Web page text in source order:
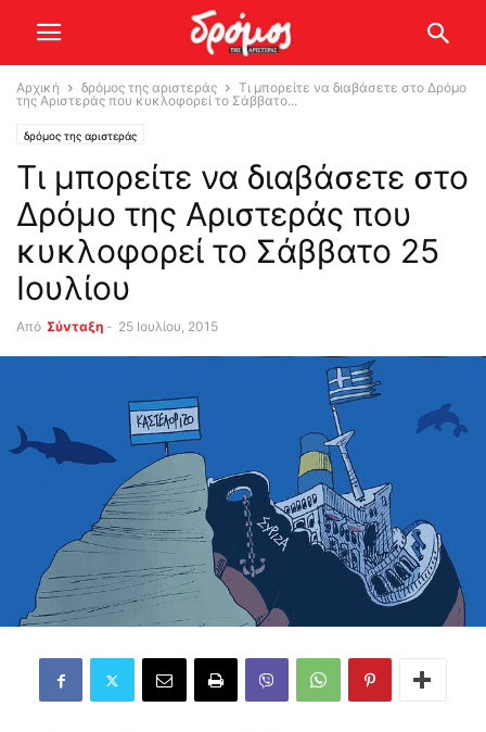
Αρχική δρόμος της αριστεράς
Τι μπορείτε να διαβάσετε στο Δρόμο
της Αριστεράς που κυκλοφορεί το Σάββατο...
δρόμος της αριστεράς
Τι μπορείτε να διαβάσετε στο
Δρόμο της Αριστεράς που
κυκλοφορεί το Σάββατο 25
Ιουλίου
Από Σύνταξη - 25 Ιουλίου, 2015